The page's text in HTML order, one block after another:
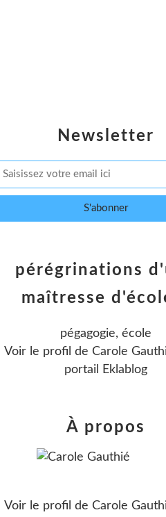
Newsletter
pérégrinations
maîtresse
pégagogie, école
Voir le profil de Carole
portail Eklablog
À propos
Voir le profil de Carole